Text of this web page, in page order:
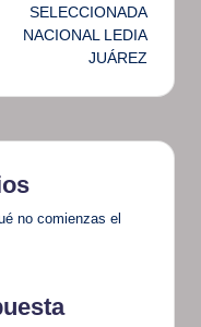
SELECCIONADA
NACIONAL LEDIA
JUÁREZ
no comienzas el